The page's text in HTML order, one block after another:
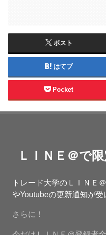
ポスト
はてブ
Pocket
ＬＩＮＥ＠で
トレード大学のＬＩＮＥ
やYoutubeの更新通知が受
さらに！